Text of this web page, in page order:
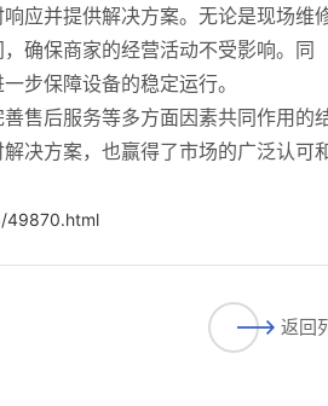
应并提供解决方案。无论是现场维
确保商家的经营活动不受影响。同
步保障设备的稳定运行。
售后服务等多方面因素共同作用的
决方案，也赢得了市场的广泛认可
49870.html
返回